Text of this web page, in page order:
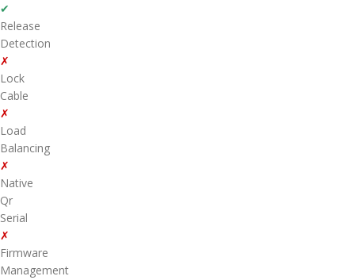
✔
Release
Detection
✗
Lock
Cable
✗
Load
Balancing
✗
Native
Qr
Serial
✗
Firmware
Management